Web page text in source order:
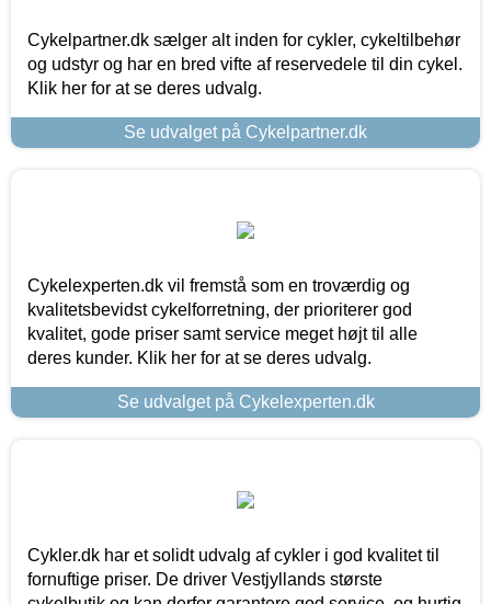
Cykelpartner.dk sælger alt inden for cykler, cykeltilbehør
og udstyr og har en bred vifte af reservedele til din cykel.
Klik her for at se deres udvalg.
Se udvalget på Cykelpartner.dk
Cykelexperten.dk vil fremstå som en troværdig og
kvalitetsbevidst cykelforretning, der prioriterer god
kvalitet, gode priser samt service meget højt til alle
deres kunder. Klik her for at se deres udvalg.
Se udvalget på Cykelexperten.dk
Cykler.dk har et solidt udvalg af cykler i god kvalitet til
fornuftige priser. De driver Vestjyllands største